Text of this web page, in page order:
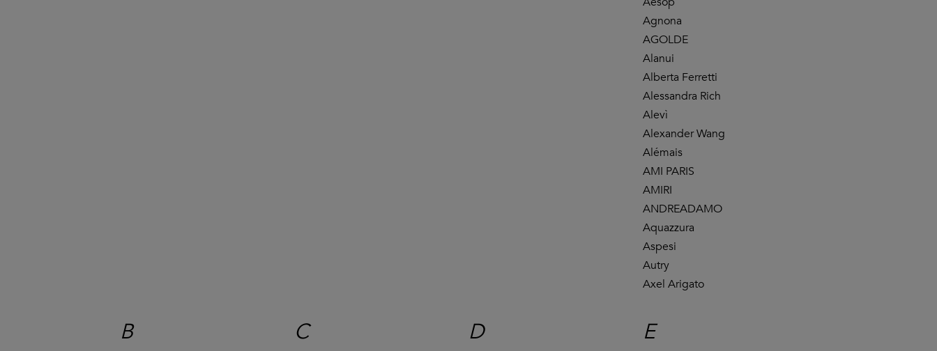
per capelli
Buste
Portachiavi
Guanti
Cravatte
Tech
Orologi
Agnona
AGOLDE
Alanui
Alberta Ferretti
Alessandra Rich
Alevì
Alexander Wang
Alémais
AMI PARIS
AMIRI
ANDREADAMO
Aquazzura
Aspesi
Autry
Axel Arigato
B C D E